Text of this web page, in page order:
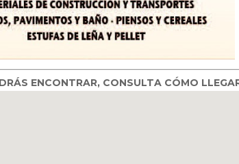
ENCONTRAR, CONSULTA CÓMO